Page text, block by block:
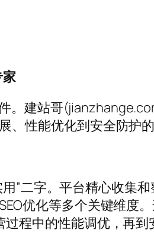
。建站哥
性能优化到安全防护的
”二字。平台精心收集
优化等多个关键维度
程中的性能调优，再